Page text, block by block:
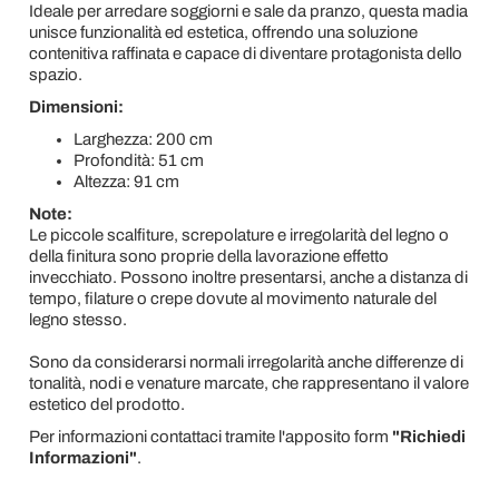
Ideale per arredare soggiorni e sale da pranzo, questa madia
unisce funzionalità ed estetica, offrendo una soluzione
contenitiva raffinata e capace di diventare protagonista dello
spazio.
Dimensioni:
Larghezza: 200 cm
Profondità: 51 cm
Altezza: 91 cm
Note:
Le piccole scalfiture, screpolature e irregolarità del legno o
della finitura sono proprie della lavorazione effetto
invecchiato. Possono inoltre presentarsi, anche a distanza di
tempo, filature o crepe dovute al movimento naturale del
legno stesso.
Sono da considerarsi normali irregolarità anche differenze di
tonalità, nodi e venature marcate, che rappresentano il valore
estetico del prodotto.
Per informazioni contattaci tramite l'apposito form "Richiedi
Informazioni".